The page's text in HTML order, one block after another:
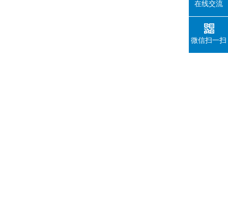
在线交流
微信扫一扫